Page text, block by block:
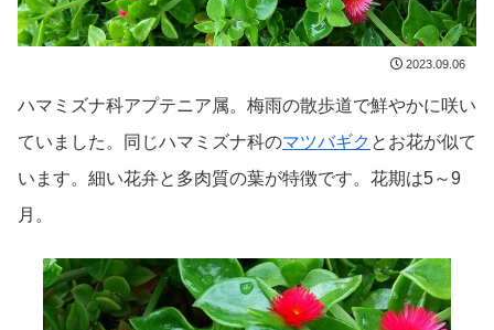
2023.09.06
ハマミズナ科アプテニア属。梅雨の散歩道で鮮やかに咲い
ていました。同じハマミズナ科のマツバギク とお花が似て
います。細い花弁と多肉質の葉が特徴です。花期は5～9
月。